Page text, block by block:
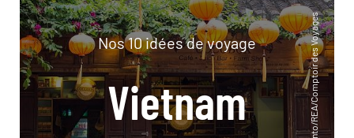
Nos 10 idées de voyage
Vietnam